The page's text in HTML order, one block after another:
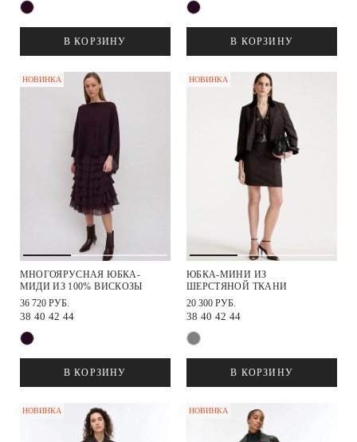
В КОРЗИНУ В КОРЗИНУ
НОВИНКА
МНОГОЯРУСНАЯ ЮБКА-
МИДИ ИЗ 100% ВИСКОЗЫ
36 720 РУБ.
38 40 42 44
В КОРЗИНУ
НОВИНКА
ЮБКА-МИНИ ИЗ
ШЕРСТЯНОЙ ТКАНИ
20 300 РУБ.
38 40 42 44
В КОРЗИНУ
НОВИНКА НОВИНКА